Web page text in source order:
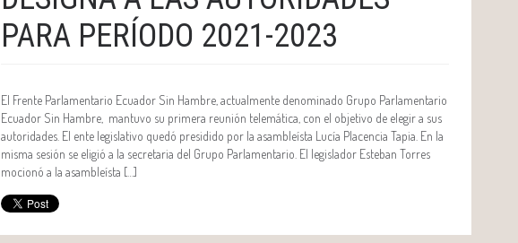
PARA PERÍODO 2021-2023
El Frente Parlamentario Ecuador Sin Hambre, actualmente denominado Grupo Parlamentario
Ecuador Sin Hambre, mantuvo su primera reunión telemática, con el objetivo de elegir a sus
autoridades. El ente legislativo quedó presidido por la asambleísta Lucía Placencia Tapia. En la
misma sesión se eligió a la secretaria del Grupo Parlamentario. El legislador Esteban Torres
mocionó a la asambleísta […]